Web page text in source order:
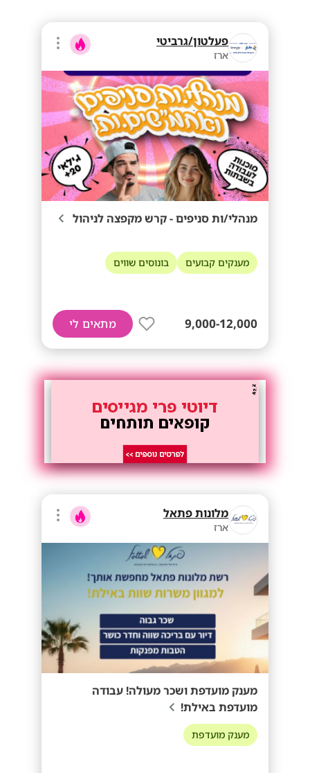
פעלטון/גרביטי
ארז
מנהלי/ות סניפים - קרש מקפצה לניהול
מענקים קבועים בונוסים שווים
9,000-12,000 מתאים לי
מלונות פתאל
ארז
מענק מועדפת ושכר מעולה! עבודה
מועדפת באילת!
מענק מועדפת